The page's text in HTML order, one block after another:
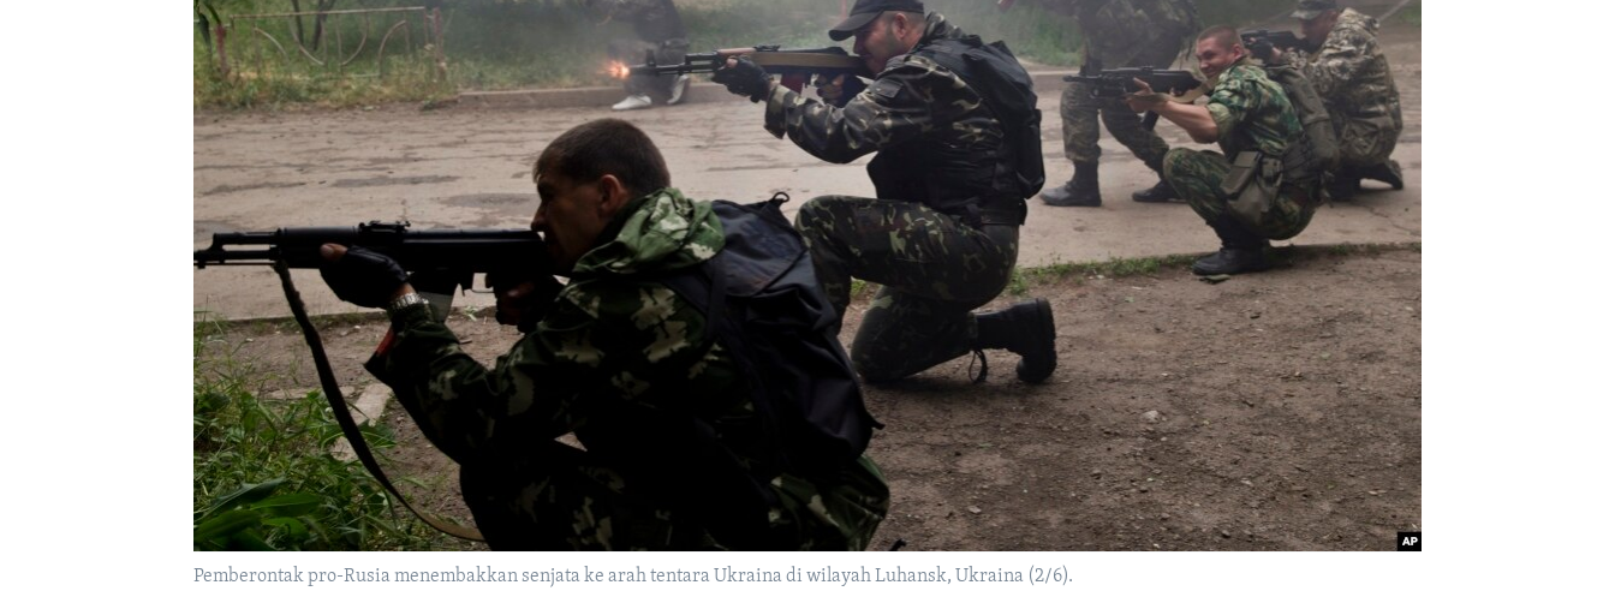
Pemberontak pro-Rusia menembakkan senjata ke arah tentara Ukraina di wilayah Luhansk, Ukraina (2/6).